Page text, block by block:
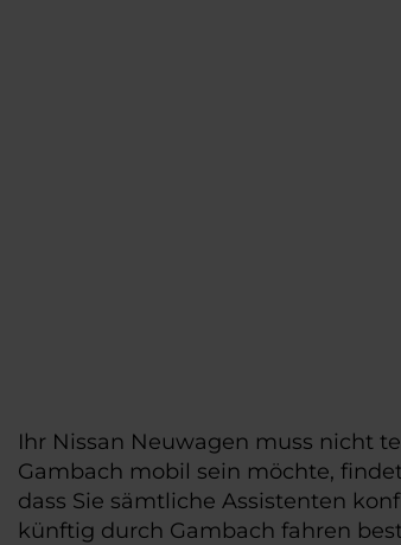
Ihr Nissan Neuwagen muss nicht
Gambach mobil sein möchte,
dass Sie sämtliche Assistenten
künftig durch Gambach fahren